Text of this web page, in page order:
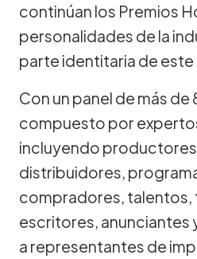
continúan los Premios
personalidades de la
parte identitaria de este
Con un panel de más
compuesto por
incluyendo
distribuidores,
compradores, talentos,
escritores, anunciantes
a representantes de